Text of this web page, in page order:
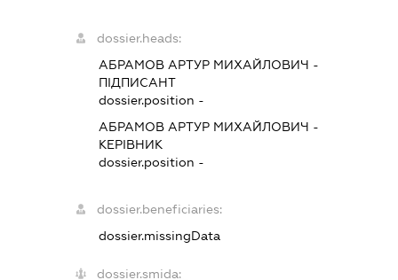
dossier.heads:
АБРАМОВ АРТУР МИХАЙЛОВИЧ -
ПІДПИСАНТ
dossier.position -
АБРАМОВ АРТУР МИХАЙЛОВИЧ -
КЕРІВНИК
dossier.position -
dossier.beneficiaries:
dossier.missingData
dossier.smida: